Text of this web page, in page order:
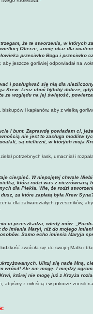
że te stworzenia, w których
Ofierze, armię ofiar dla
przeciwko Bogu i przeciwko
aby jeszcze gorliwiej odpowiadał na
i posługiwać się nią dla
Krew. Lecz choć byłoby dobrze,
ze względu na jej świętość,
i kapłanów, aby z wielką
i bunt. Zaprawdę powiadam ci,
nie jest to zasługa modlitw
są nieliczni, w których moja
potrzebnych łask, umacniał i
cierpieć. W niepojętej chwale
która rodzi was z niezrównaną
dla Piekła. Wie, że rodzi
za które zapłatą była Krew
dla zatwardziałych grzeszników,
ci przeszkadza, wtedy mów:
imienia Maryi, niż do mojego
Samo echo imienia Maryja
zwróciła się do swojej Matki i
Ulituj się nade Mną,
wrócił! Ale nie mogę. I między
której nie mogę już z Krzyża
abyśmy z miłością i w pokorze znosili